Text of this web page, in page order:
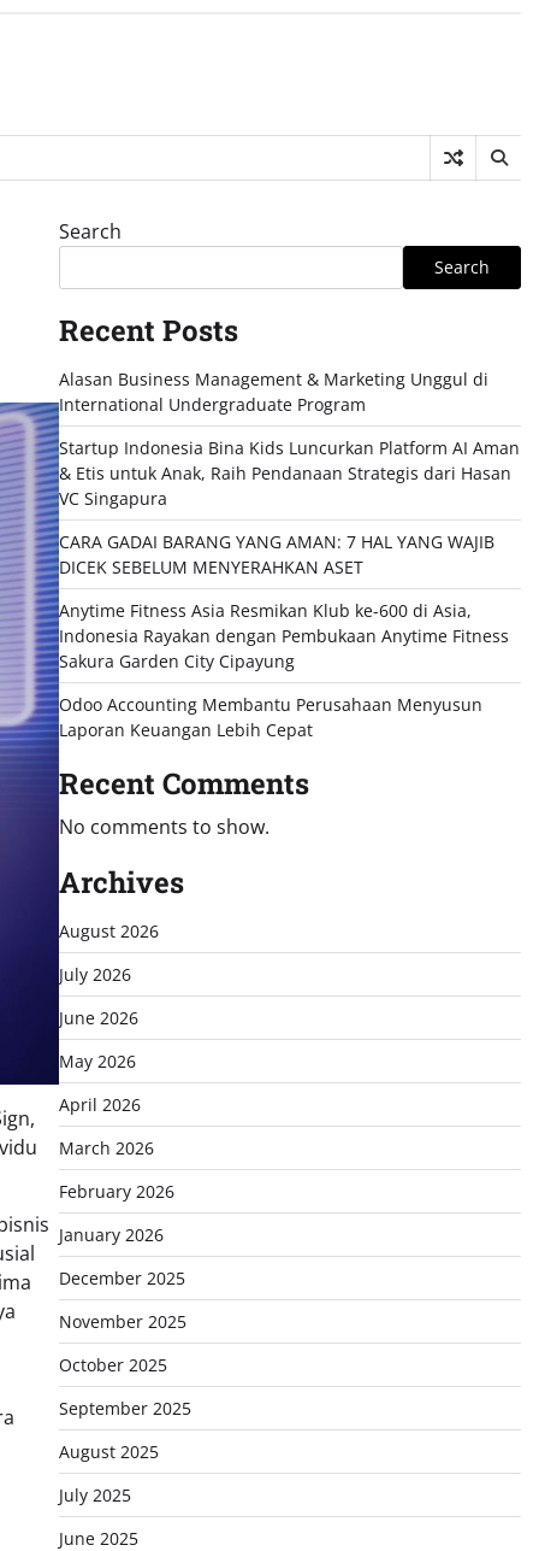
Search
Search
Recent Posts
Alasan Business Management & Marketing Unggul di
International Undergraduate Program
Startup Indonesia Bina Kids Luncurkan Platform AI Aman
& Etis untuk Anak, Raih Pendanaan Strategis dari Hasan
VC Singapura
CARA GADAI BARANG YANG AMAN: 7 HAL YANG WAJIB
DICEK SEBELUM MENYERAHKAN ASET
Anytime Fitness Asia Resmikan Klub ke-600 di Asia,
Indonesia Rayakan dengan Pembukaan Anytime Fitness
Sakura Garden City Cipayung
Odoo Accounting Membantu Perusahaan Menyusun
Laporan Keuangan Lebih Cepat
Recent Comments
No comments to show.
Archives
August 2026
July 2026
June 2026
May 2026
April 2026
March 2026
February 2026
January 2026
December 2025
November 2025
October 2025
September 2025
August 2025
July 2025
June 2025